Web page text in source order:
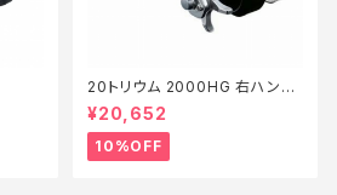
20トリウム 2000HG 右ハンド
ル【継続セール_リール】【10】
¥20,652
10%OFF